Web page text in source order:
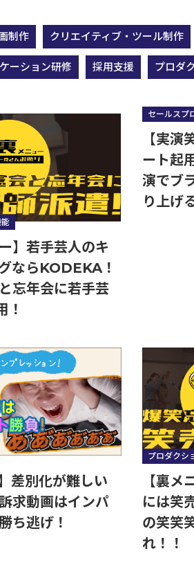
営業・販売・マーケコ
制作 クリエイティブ・ツール制作
ーション研修 採用支援 プロダ
】若手芸人のキ
ならKODEKA！
忘年会に若手芸
！
セールスプ
【実
ート起
演でブ
り上げ
差別化が難しい
求動画はインパ
ち逃げ！
プロダクシ
【裏メ
には笑
の笑笑
れ！！